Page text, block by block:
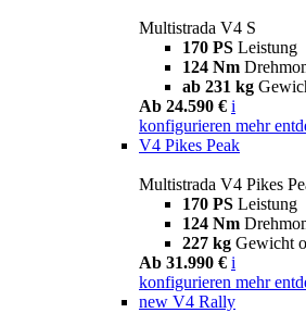
Multistrada V4 S
170 PS Leistung
124 Nm
ab 231 kg
Ab 24.590 € i
konfigurieren mehr
V4 Pikes Peak
Multistrada V4 Pikes
170 PS Leistung
124 Nm
227 kg Gewicht
Ab 31.990 € i
konfigurieren mehr
new V4 Rally